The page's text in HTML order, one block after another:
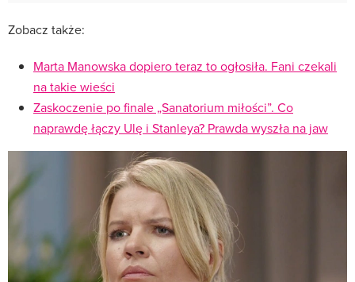
Zobacz także:
Marta Manowska dopiero teraz to ogłosiła. Fani czekali
na takie wieści
Zaskoczenie po finale „Sanatorium miłości”. Co
naprawdę łączy Ulę i Stanleya? Prawda wyszła na jaw